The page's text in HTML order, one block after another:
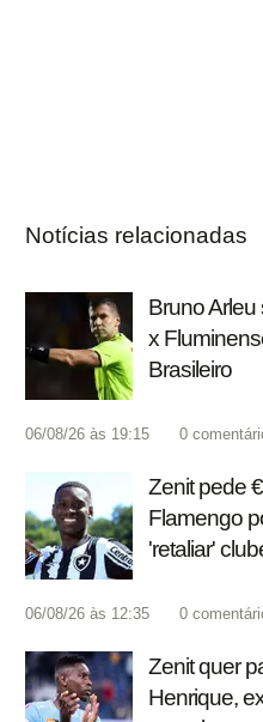
Notícias relacionadas
Bruno Arleu
x
Brasileiro
06/08/26 às 19:15 0
Zenit pede
Flamengo
'retaliar'
06/08/26 às 12:35 0
Zenit quer
Henrique,